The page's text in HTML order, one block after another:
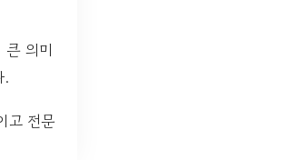
큰 의미
.
고 전문